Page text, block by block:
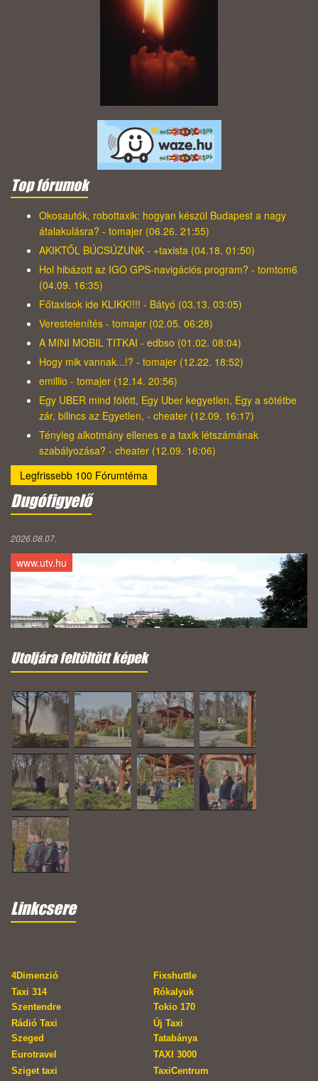
Top fórumok
Okosautók, robottaxik: hogyan készül Budapest a nagy
átalakulásra? - tomajer (06.26. 21:55)
AKIKTŐL BÚCSÚZUNK - +taxista (04.18. 01:50)
Hol hibázott az IGO GPS-navigációs program? - tomtom6
(04.09. 16:35)
Főtaxisok ide KLIKK!!!! - Bátyó (03.13. 03:05)
Verestelenítés - tomajer (02.05. 06:28)
A MINI MOBIL TITKAI - edbso (01.02. 08:04)
Hogy mik vannak...!? - tomajer (12.22. 18:52)
emillio - tomajer (12.14. 20:56)
Egy UBER mind fölött, Egy Uber kegyetlen, Egy a sötétbe
zár, bilincs az Egyetlen, - cheater (12.09. 16:17)
Tényleg alkotmány ellenes e a taxik létszámának
szabályozása? - cheater (12.09. 16:06)
Legfrissebb 100 Fórumtéma
Dugófigyelő
2026.08.07.
www.utv.hu
Utoljára feltöltött képek
Linkcsere
4Dimenzió
Fixshuttle
Taxi 314
Szentendre
Rókalyuk
Tokio 170
Rádió Taxi
Szeged
Új Taxi
Tatabánya
Eurotravel
TAXI 3000
Sziget taxi
TaxiCentrum